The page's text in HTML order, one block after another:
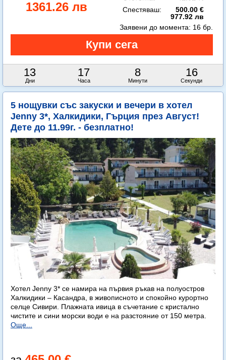
1361.26 лв
Спестяваш:
500.00 €
977.92 лв
13
Дни
17
Часа
8
Минути
14
Секунди
Заявени до момента: 16 бр.
5 нощувки със закуски и вечери в хотел
Jenny 3*, Халкидики, Гърция през Август!
Дете до 11.99г. - безплатно!
Хотел Jenny 3* се намира на първия ръкав на полуостров
Халкидики – Касандра, в живописното и спокойно курортно
селце Сивири. Плажната ивица в съчетание с кристално
чистите и сини морски води е на разстояние от 150 метра.
Още...